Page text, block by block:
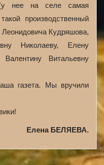
(у нее на селе самая
производственный
Леонидовича Кудряшова,
Николаеву, Елену
Витальевну
газета. Мы вручили
Елена БЕЛЯЕВА.